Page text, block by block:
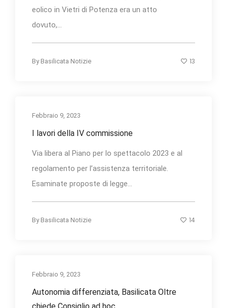
eolico in Vietri di Potenza era un atto
dovuto,...
By Basilicata Notizie 13
Febbraio 9, 2023
I lavori della IV commissione
Via libera al Piano per lo spettacolo 2023 e al
regolamento per l’assistenza territoriale.
Esaminate proposte di legge...
By Basilicata Notizie 14
Febbraio 9, 2023
Autonomia differenziata, Basilicata Oltre